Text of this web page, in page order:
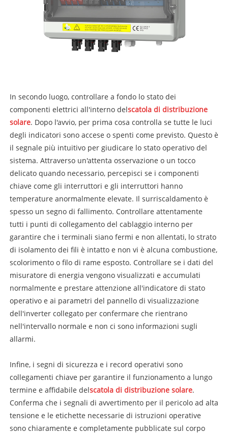
In secondo luogo, controllare a fondo lo stato dei
componenti elettrici all'interno delscatola di distribuzione
solare. Dopo l'avvio, per prima cosa controlla se tutte le luci
degli indicatori sono accese o spenti come previsto. Questo è
il segnale più intuitivo per giudicare lo stato operativo del
sistema. Attraverso un'attenta osservazione o un tocco
delicato quando necessario, percepisci se i componenti
chiave come gli interruttori e gli interruttori hanno
temperature anormalmente elevate. Il surriscaldamento è
spesso un segno di fallimento. Controllare attentamente
tutti i punti di collegamento del cablaggio interno per
garantire che i terminali siano fermi e non allentati, lo strato
di isolamento dei fili è intatto e non vi è alcuna combustione,
scolorimento o filo di rame esposto. Controllare se i dati del
misuratore di energia vengono visualizzati e accumulati
normalmente e prestare attenzione all'indicatore di stato
operativo e ai parametri del pannello di visualizzazione
dell'inverter collegato per confermare che rientrano
nell'intervallo normale e non ci sono informazioni sugli
allarmi.
Infine, i segni di sicurezza e i record operativi sono
collegamenti chiave per garantire il funzionamento a lungo
termine e affidabile delscatola di distribuzione solare.
Conferma che i segnali di avvertimento per il pericolo ad alta
tensione e le etichette necessarie di istruzioni operative
sono chiaramente e completamente pubblicate sul corpo